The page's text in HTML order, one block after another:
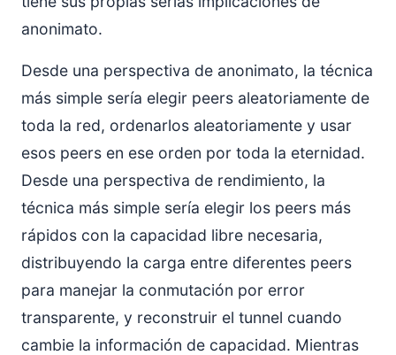
anonimato.
Desde una perspectiva de anonimato, la técnica
más simple sería elegir peers aleatoriamente de
toda la red, ordenarlos aleatoriamente y usar
esos peers en ese orden por toda la eternidad.
Desde una perspectiva de rendimiento, la
técnica más simple sería elegir los peers más
rápidos con la capacidad libre necesaria,
distribuyendo la carga entre diferentes peers
para manejar la conmutación por error
transparente, y reconstruir el tunnel cuando
cambie la información de capacidad. Mientras